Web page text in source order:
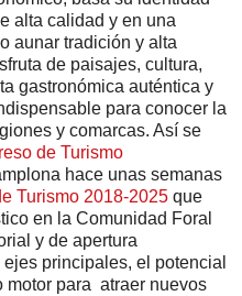
alta calidad y en una
aunar tradición y alta
de paisajes, cultura,
gastronómica auténtica y
para conocer la
y comarcas. Así se
de Turismo
hace unas semanas
Turismo 2018-2025 que
en la Comunidad Foral
y de apertura
principales, el potencial
motor para atraer nuevos